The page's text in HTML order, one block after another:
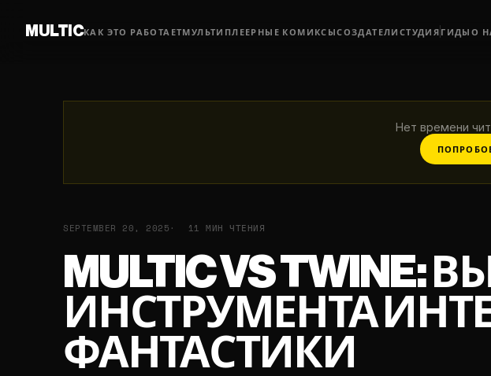
MULTICКАК ЭТО РАБОТАЕТ МУЛЬТИПЛЕЕРНЫЕ КОМИКСЫСОЗДАТЕЛИ СТУДИЯ ГИДЫ О
Нет времени
SEPTEMBER 20, 2025 11 МИН ЧТЕНИЯ
MULTIC VS
ИНСТРУМЕНТА
ФАНТАСТИКИ